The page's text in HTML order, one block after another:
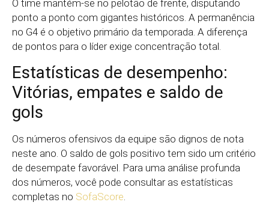
O time mantém-se no pelotão de frente, disputando
ponto a ponto com gigantes históricos. A permanência
no G4 é o objetivo primário da temporada. A diferença
de pontos para o líder exige concentração total.
Estatísticas de desempenho:
Vitórias, empates e saldo de
gols
Os números ofensivos da equipe são dignos de nota
neste ano. O saldo de gols positivo tem sido um critério
de desempate favorável. Para uma análise profunda
dos números, você pode consultar as estatísticas
completas no SofaScore